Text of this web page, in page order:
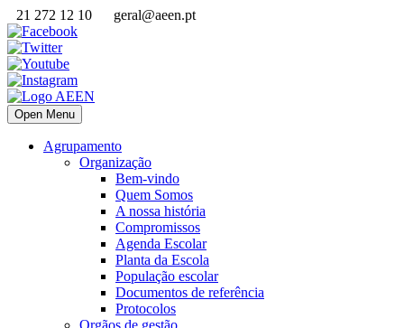
21 272 12 10 geral@aeen.pt
Open Menu
Agrupamento
Organização
Bem-vindo
Quem Somos
A nossa história
Compromissos
Agenda Escolar
Planta da Escola
População escolar
Documentos de referência
Protocolos
Orgãos de gestão